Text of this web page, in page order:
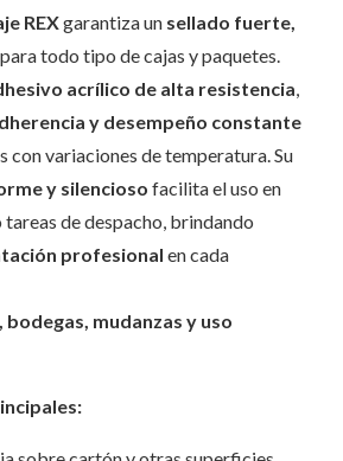
REXgarantiza un sellado fuerte,
para todo tipo de cajas y paquetes.
acrílico de alta resistencia,
y desempeño constante
con variaciones de temperatura. Su
y silencioso facilita el uso en
tareas de despacho, brindando
profesional en cada
bodegas, mudanzas y uso